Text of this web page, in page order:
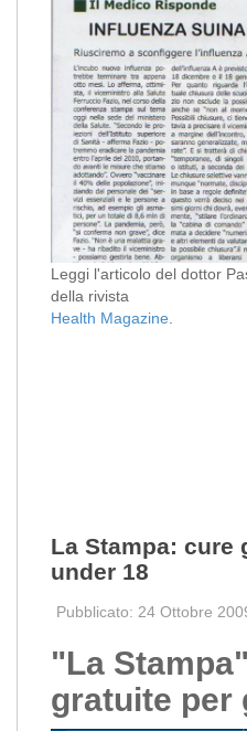
Leggi l'articolo del dottor
della rivista
Health Magazine
La Stampa: cure
under 18
Pubblicato: 24 Ottobre
"La
gratuite per